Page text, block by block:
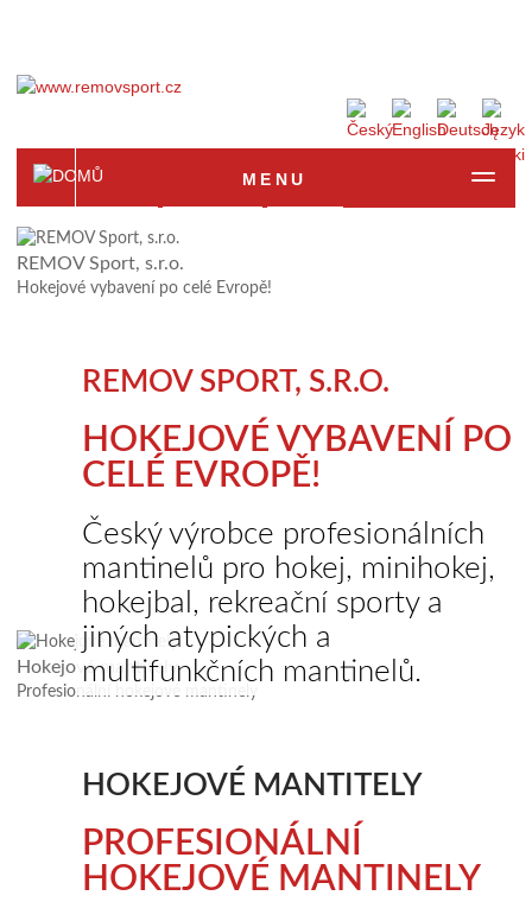
MENU
Strona główna
Fotogaleria
REMOV Sport, s.r.o.
Hokejové vybavení po celé Evropě!
REMOV SPORT, S.R.O.
HOKEJOVÉ VYBAVENÍ PO
CELÉ EVROPĚ!
Český výrobce profesionálních
mantinelů pro hokej, minihokej,
hokejbal, rekreační sporty a
jiných atypických a
multifunkčních mantinelů.
Hokejové mantitely
Profesionální hokejové mantinely
HOKEJOVÉ MANTITELY
PROFESIONÁLNÍ
HOKEJOVÉ MANTINELY